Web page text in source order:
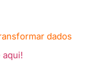
dados
aqui!